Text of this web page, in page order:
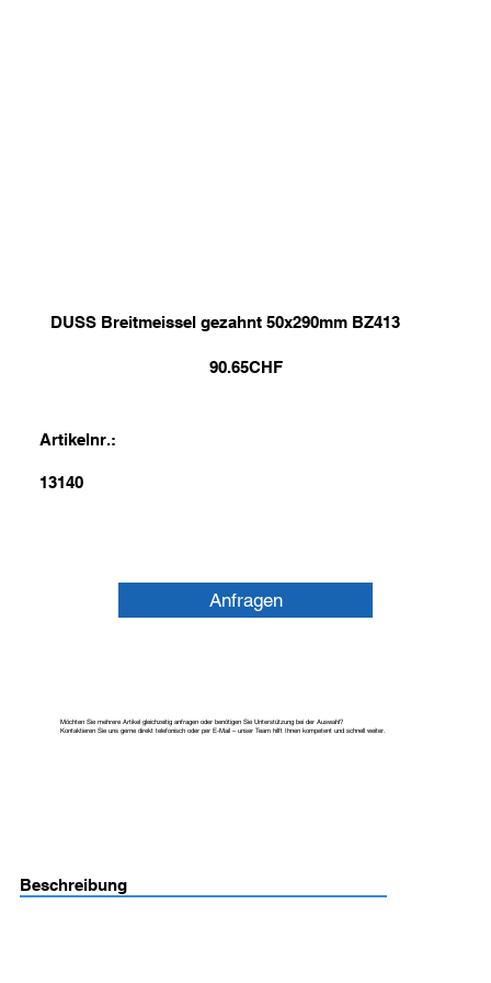
DUSS Breitmeissel gezahnt 50x290mm BZ413
90.65CHF
Artikelnr.:
13140
Anfragen
Möchten Sie mehrere Artikel gleichzeitig anfragen oder benötigen Sie Unterstützung bei der Auswahl?
Kontaktieren Sie uns gerne direkt telefonisch oder per E-Mail – unser Team hilft Ihnen kompetent und schnell weiter.
Beschreibung